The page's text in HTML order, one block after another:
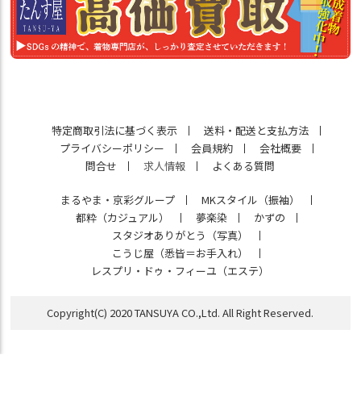
特定商取引法に基づく表示
送料・配送と支払方法
プライバシーポリシー
会員規約
会社概要
問合せ
求人情報 よくある質問
まるやま・京彩グループ
MKスタイル（振袖）
都粋（カジュアル）
夢楽染
かずの
スタジオありがとう（写真）
こうじ屋（悉皆＝お手入れ）
レスプリ・ドゥ・フィーユ（エステ）
Copyright(C) 2020 TANSUYA CO.,Ltd. All Right Reserved.